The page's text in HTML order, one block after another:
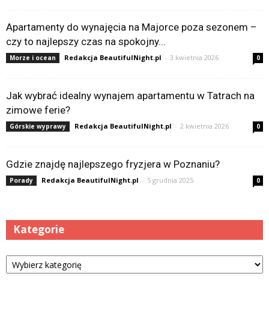
Apartamenty do wynajęcia na Majorce poza sezonem –
czy to najlepszy czas na spokojny...
Morze i ocean Redakcja BeautifulNight.pl - 3 kwietnia 2026 0
Jak wybrać idealny wynajem apartamentu w Tatrach na
zimowe ferie?
Górskie wyprawy Redakcja BeautifulNight.pl - 2 kwietnia 2026 0
Gdzie znajdę najlepszego fryzjera w Poznaniu?
Porady Redakcja BeautifulNight.pl - 5 grudnia 2025 0
Kategorie
Kategorie